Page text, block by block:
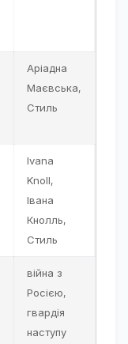
Аріадна
Маєвська,
Стиль
Ivana
Knoll,
Івана
Кнолль,
Стиль
війна з
Росією,
гвардія
наступу